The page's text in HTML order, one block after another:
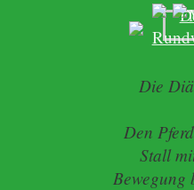
Die
Den
Stall
Bewegung